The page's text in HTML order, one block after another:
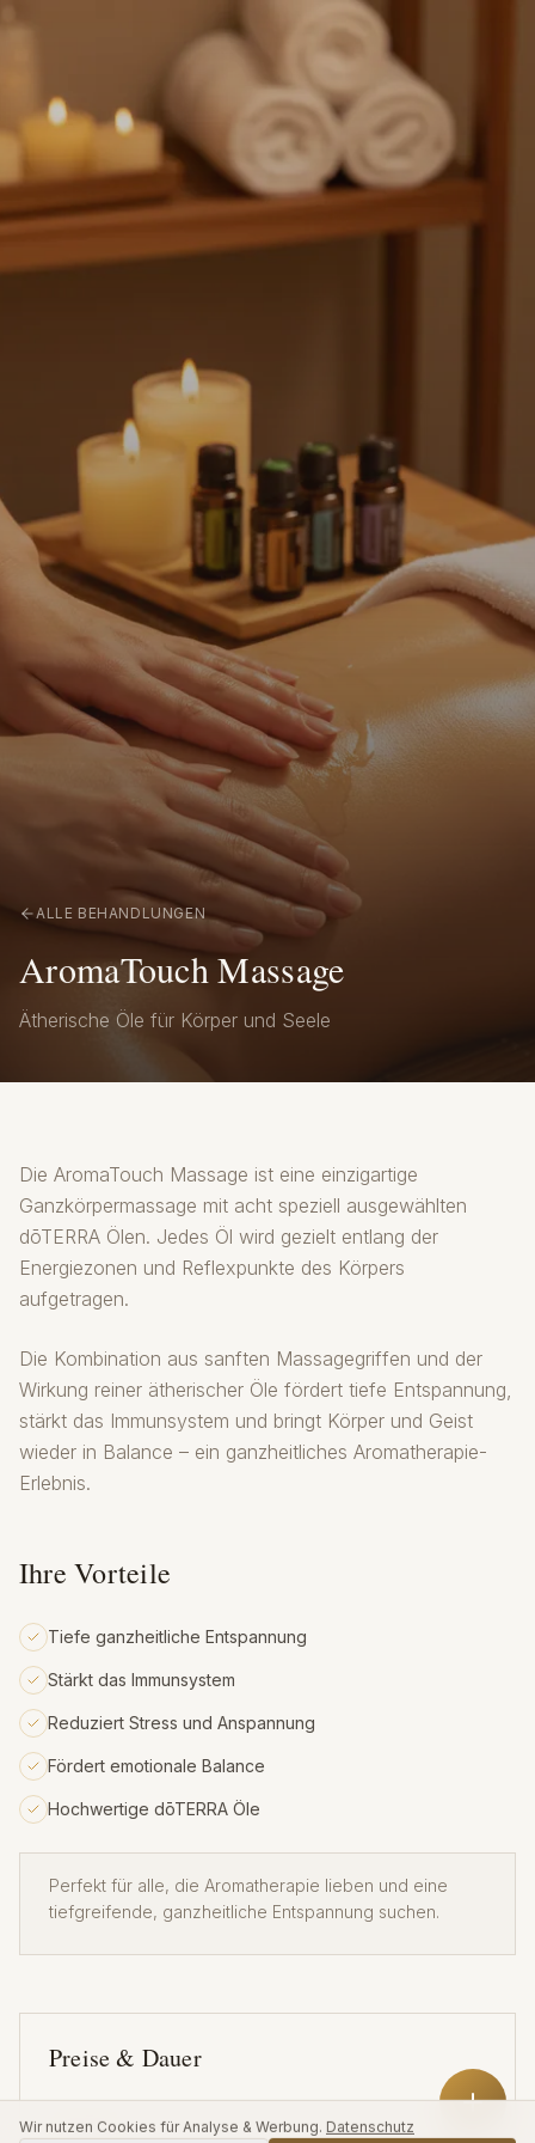
ALLE BEHANDLUNGEN
AromaTouch Massage
Ätherische Öle für Körper und Seele
Die AromaTouch Massage ist eine einzigartige
Ganzkörpermassage mit acht speziell ausgewählten
dōTERRA Ölen. Jedes Öl wird gezielt entlang der
Energiezonen und Reflexpunkte des Körpers
aufgetragen.
Die Kombination aus sanften Massagegriffen und der
Wirkung reiner ätherischer Öle fördert tiefe Entspannung,
stärkt das Immunsystem und bringt Körper und Geist
wieder in Balance – ein ganzheitliches Aromatherapie-
Erlebnis.
Ihre Vorteile
Tiefe ganzheitliche Entspannung
Stärkt das Immunsystem
Reduziert Stress und Anspannung
Fördert emotionale Balance
Hochwertige dōTERRA Öle
Perfekt für alle, die Aromatherapie lieben und eine
tiefgreifende, ganzheitliche Entspannung suchen.
Preise & Dauer
50 Min. 90 €
Wir nutzen Cookies für Analyse & Werbung. Datenschutz
ABLEHNEN AKZEPTIEREN